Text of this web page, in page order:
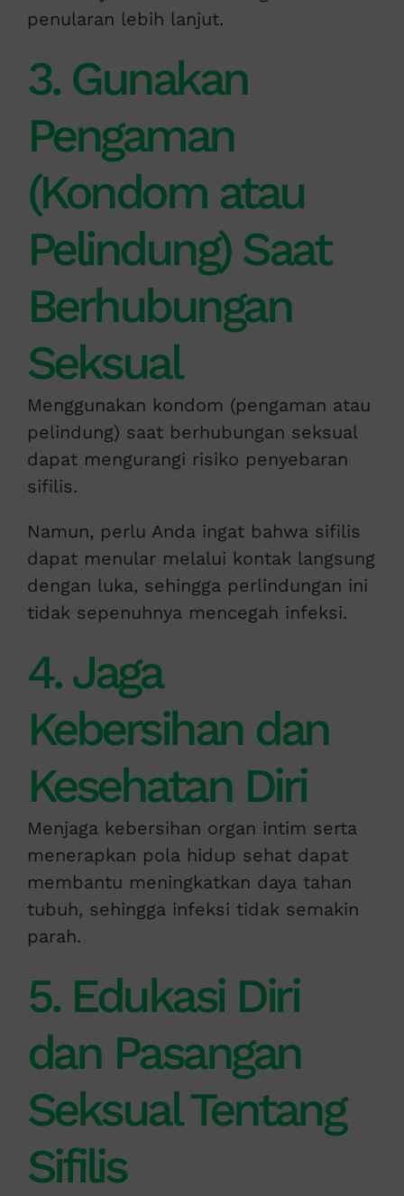
penularan lebih lanjut.
3. Gunakan
Pengaman
(Kondom atau
Pelindung) Saat
Berhubungan
Seksual
Menggunakan kondom (pengaman atau
pelindung) saat berhubungan seksual
dapat mengurangi risiko penyebaran
sifilis.
Namun, perlu Anda ingat bahwa sifilis
dapat menular melalui kontak langsung
dengan luka, sehingga perlindungan ini
tidak sepenuhnya mencegah infeksi.
4. Jaga
Kebersihan dan
Kesehatan Diri
Menjaga kebersihan organ intim serta
menerapkan pola hidup sehat dapat
membantu meningkatkan daya tahan
tubuh, sehingga infeksi tidak semakin
parah.
5. Edukasi Diri
dan Pasangan
Seksual Tentang
Sifilis